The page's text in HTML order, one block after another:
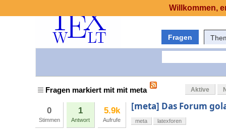
Fragen
Fragen markiert mit mit meta Aktive
0
Stimmen
1
Antwort
5.9k
Aufrufe
[meta] Das Forum
meta latexforen
Willkommen,